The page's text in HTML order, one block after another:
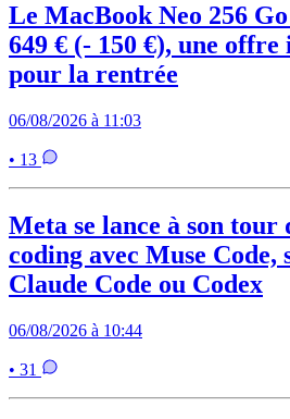
Le MacBook Neo 256
649 € (- 150 €), une offre
pour la rentrée
06/08/2026 à 11:03
• 13
Meta se lance à son tour
coding avec Muse Code,
Claude Code ou Codex
06/08/2026 à 10:44
• 31